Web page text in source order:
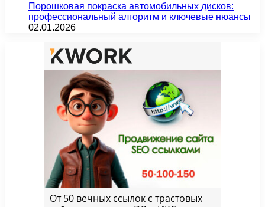
Порошковая покраска автомобильных дисков:
профессиональный алгоритм и ключевые нюансы
02.01.2026